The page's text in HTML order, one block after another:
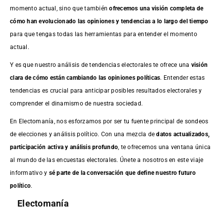
momento actual, sino que tambiénofrecemos una visión completa de
cómo han evolucionado las opiniones y tendencias a lo largo del tiempo
para que tengas todas las herramientas para entender el momento
actual.
Y es que nuestro análisis de tendencias electorales te ofrece una visión
clara de cómo están cambiando las opiniones políticas. Entender estas
tendencias es crucial para anticipar posibles resultados electorales y
comprender el dinamismo de nuestra sociedad.
En Electomanía, nos esforzamos por ser tu fuente principal de sondeos
de elecciones y análisis político. Con una mezcla dedatos actualizados,
participación activa y análisis profundo , te ofrecemos una ventana única
al mundo de las encuestas electorales. Únete a nosotros en este viaje
informativo y sé parte de la conversación que define nuestro futuro
político.
Electomanía